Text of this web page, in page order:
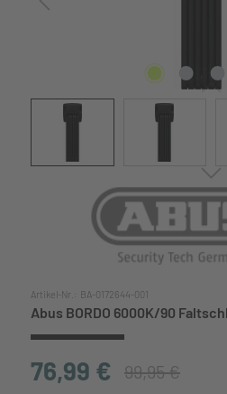
Artikel-Nr.: BA-0172644-001
Abus BORDO 6000K/90
76,99 € 99,95 €